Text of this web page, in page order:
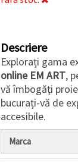
Descriere
Explorați gama
online EM ART,
vă îmbogăți
bucurați-vă de
accesibile.
Marca